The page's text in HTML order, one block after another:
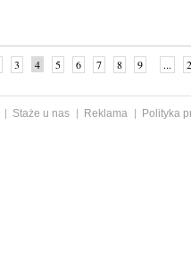
3 4 5 6 7 8 9 ...
Staże u nas Reklama
Polityka